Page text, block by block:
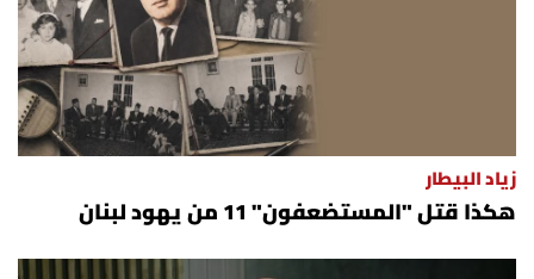
زياد البيطار
هكذا قتل "المستضعفون" 11 من يهود لبنان